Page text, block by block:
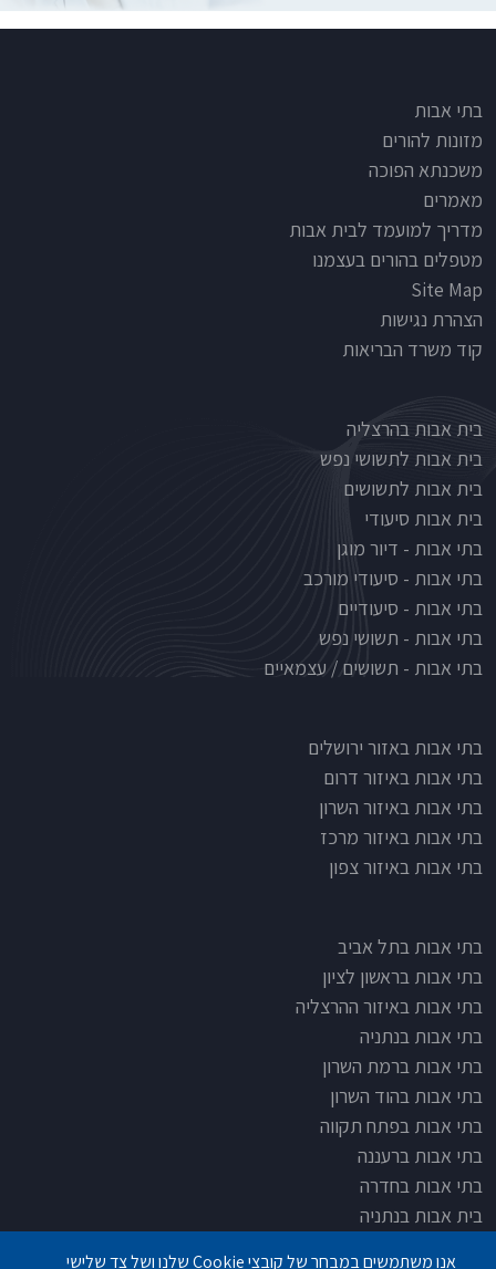
Footer
בתי אבות
מזונות להורים
משכנתא הפוכה
מאמרים
מדריך למועמד לבית אבות
מטפלים בהורים בעצמנו
Site Map
הצהרת נגישות
קוד משרד הבריאות
Nursinghouse type
בית אבות בהרצליה
בית אבות לתשושי נפש
בית אבות לתשושים
בית אבות סיעודי
בתי אבות - דיור מוגן
בתי אבות - סיעודי מורכב
בתי אבות - סיעודיים
בתי אבות - תשושי נפש
בתי אבות - תשושים / עצמאיים
בתי אבות לפי אזורים
בתי אבות באזור ירושלים
בתי אבות באיזור דרום
בתי אבות באיזור השרון
בתי אבות באיזור מרכז
בתי אבות באיזור צפון
בתי אבות בתל אביב
בתי אבות בראשון לציון
בתי אבות באיזור ההרצליה
בתי אבות בנתניה
בתי אבות ברמת השרון
בתי אבות בהוד השרון
בתי אבות בפתח תקווה
בתי אבות ברעננה
בתי אבות בחדרה
בית אבות בנתניה
אנו משתמשים במבחר של קובצי Cookie שלנו ושל צד שלישי